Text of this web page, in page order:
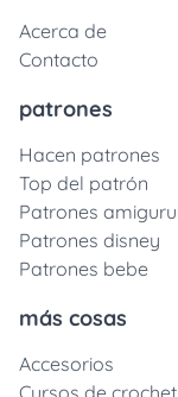
Acerca de
Contacto
patrones
Hacen patrones
Top del patrón
Patrones
Patrones disney
Patrones bebe
más cosas
Accesorios
Cursos de crochet